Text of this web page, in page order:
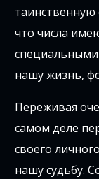
таинственную
что числа
нашу жизнь,
Переживая
самом деле
своего
нашу судьбу.